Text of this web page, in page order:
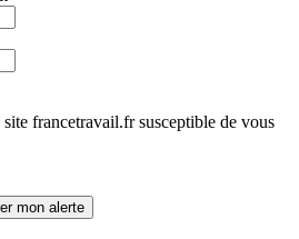
francetravail.fr susceptible de vous
mon alerte